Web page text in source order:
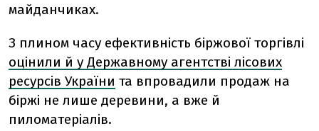
майданчиках.
З плином часу ефективність біржової торгівлі
оцінили й у Державному агентстві лісових
ресурсів України та впровадили продаж на
біржі не лише деревини, а вже й
пиломатеріалів.